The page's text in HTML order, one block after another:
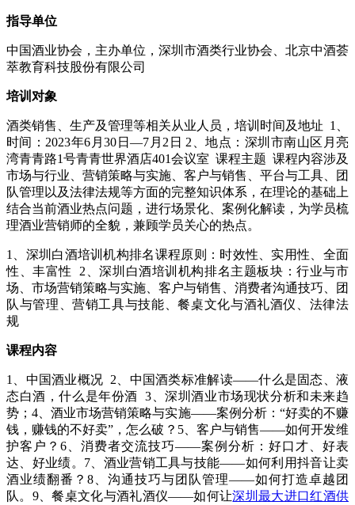
指导单位
中国酒业协会，主办单位，深圳市酒类行业协会、北京中酒荟
萃教育科技股份有限公司
培训对象
酒类销售、生产及管理等相关从业人员，培训时间及地址 1、
时间：2023年6月30日—7月2日 2、地点：深圳市南山区月亮
湾青青路1号青青世界酒店401会议室 课程主题 课程内容涉及
市场与行业、营销策略与实施、客户与销售、平台与工具、团
队管理以及法律法规等方面的完整知识体系，在理论的基础上
结合当前酒业热点问题，进行场景化、案例化解读，为学员梳
理酒业营销师的全貌，兼顾学员关心的热点。
1、深圳白酒培训机构排名课程原则：时效性、实用性、全面
性、丰富性 2、深圳白酒培训机构排名主题板块：行业与市
场、市场营销策略与实施、客户与销售、消费者沟通技巧、团
队与管理、营销工具与技能、餐桌文化与酒礼酒仪、法律法
规
课程内容
1、中国酒业概况 2、中国酒类标准解读——什么是固态、液
态白酒，什么是年份酒 3、深圳酒业市场现状分析和未来趋
势；4、酒业市场营销策略与实施——案例分析：“好卖的不赚
钱，赚钱的不好卖”，怎么破？5、客户与销售——如何开发维
护客户？6、消费者交流技巧——案例分析：好口才、好表
达、好业绩。7、酒业营销工具与技能——如何利用抖音让卖
酒业绩翻番？8、沟通技巧与团队管理——如何打造卓越团
队。9、餐桌文化与酒礼酒仪——如何让深圳最大进口红酒供